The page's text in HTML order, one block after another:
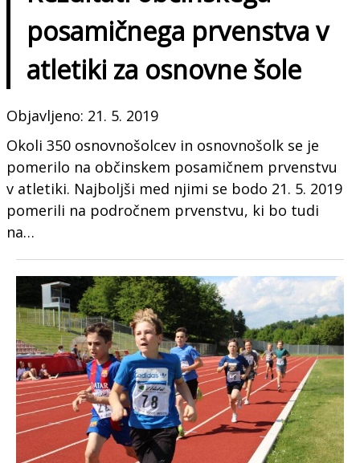
posamičnega prvenstva v
atletiki za osnovne šole
Objavljeno: 21. 5. 2019
Okoli 350 osnovnošolcev in osnovnošolk se je
pomerilo na občinskem posamičnem prvenstvu
v atletiki. Najboljši med njimi se bodo 21. 5. 2019
pomerili na področnem prvenstvu, ki bo tudi
na…